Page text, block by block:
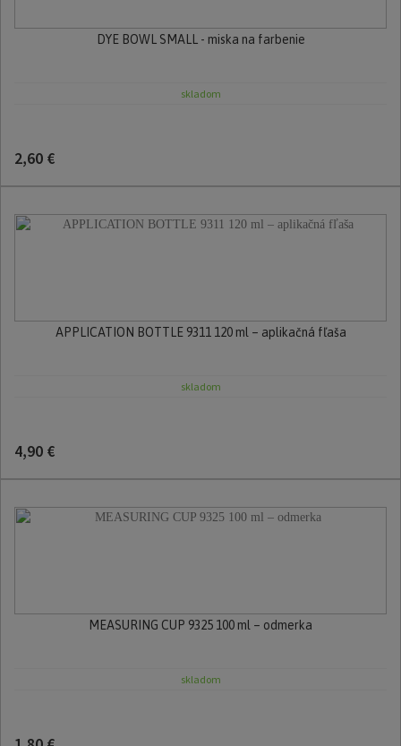
DYE BOWL SMALL - miska na farbenie
skladom
2,60 €
APPLICATION BOTTLE 9311 120 ml – aplikačná fľaša
skladom
4,90 €
MEASURING CUP 9325 100 ml – odmerka
skladom